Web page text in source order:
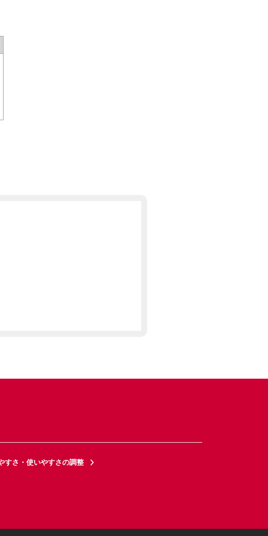
すさ・使いやすさの調整